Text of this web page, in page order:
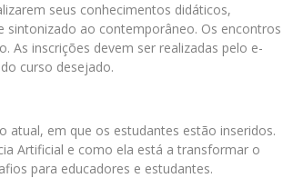
seus conhecimentos didáticos,
sintonizado ao contemporâneo. Os encontros
As inscrições devem ser realizadas pelo e-
curso desejado.
atual, em que os estudantes estão inseridos.
Artificial e como ela está a transformar o
para educadores e estudantes.